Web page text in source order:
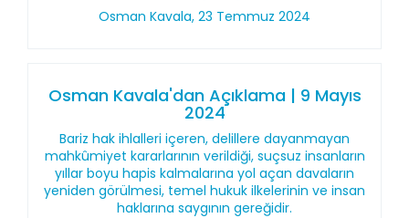
Osman Kavala, 23 Temmuz 2024
Osman Kavala'dan Açıklama | 9 Mayıs
2024
Bariz hak ihlalleri içeren, delillere dayanmayan
mahkûmiyet kararlarının verildiği, suçsuz insanların
yıllar boyu hapis kalmalarına yol açan davaların
yeniden görülmesi, temel hukuk ilkelerinin ve insan
haklarına saygının gereğidir.